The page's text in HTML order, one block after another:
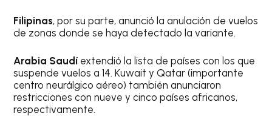
Filipinas, por su parte, anunció la anulación de vuelos
de zonas donde se haya detectado la variante.
Arabia Saudí extendió la lista de países con los que
suspende vuelos a 14. Kuwait y Qatar (importante
centro neurálgico aéreo) también anunciaron
restricciones con nueve y cinco países africanos,
respectivamente.